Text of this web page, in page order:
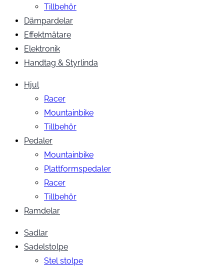
Tillbehör
Dämpardelar
Effektmätare
Elektronik
Handtag & Styrlinda
Hjul
Racer
Mountainbike
Tillbehör
Pedaler
Mountainbike
Plattformspedaler
Racer
Tillbehör
Ramdelar
Sadlar
Sadelstolpe
Stel stolpe